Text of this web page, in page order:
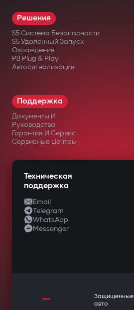
Решения
S5 Система Безопасности
S5 Удаленный Запуск
Охлаждения
P8 Plug & Play
Автосигнализация
Поддержка
Документы И
Руководства
Гарантия И Сервис
Сервисные Центры
Техническая
поддержка
Email
Telegram
WhatsApp
Messenger
—
Защищенные
авто